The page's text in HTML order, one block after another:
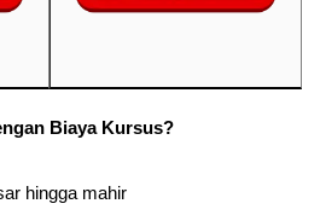
Biaya Kursus?
hingga mahir